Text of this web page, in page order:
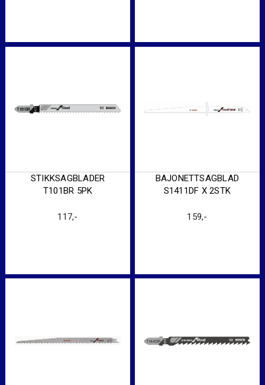
STIKKSAGBLADER
T101BR 5PK
117,-
BAJONETTSAGBLAD
S1411DF X 2STK
159,-